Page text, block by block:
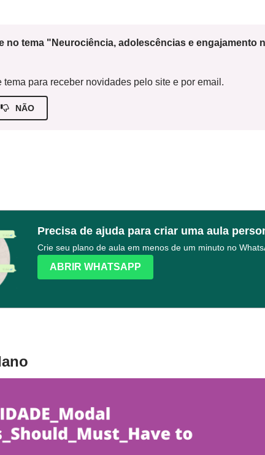
no tema "Neurociência, adolescências e engajamento
tema para receber novidades pelo site e por email.
NÃO
Precisa de ajuda para criar uma aula
Crie seu plano de aula em menos de um minuto no
ABRIR WHATSAPP